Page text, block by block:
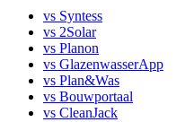
vs Syntess
vs 2Solar
vs Planon
vs GlazenwasserApp
vs Plan&Was
vs Bouwportaal
vs CleanJack